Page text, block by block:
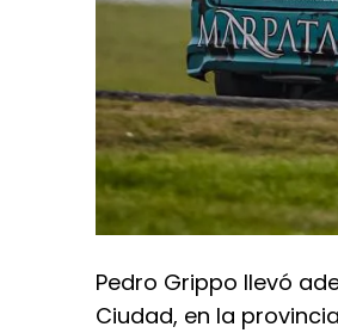
Pedro Grippo llevó
Ciudad, en la